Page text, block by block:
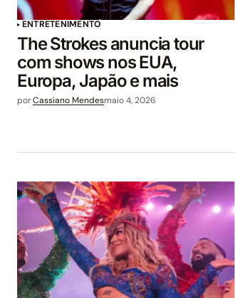
ENTRETENIMENTO
The Strokes anuncia tour
com shows nos EUA,
Europa, Japão e mais
porCassiano Mendesmaio 4, 2026